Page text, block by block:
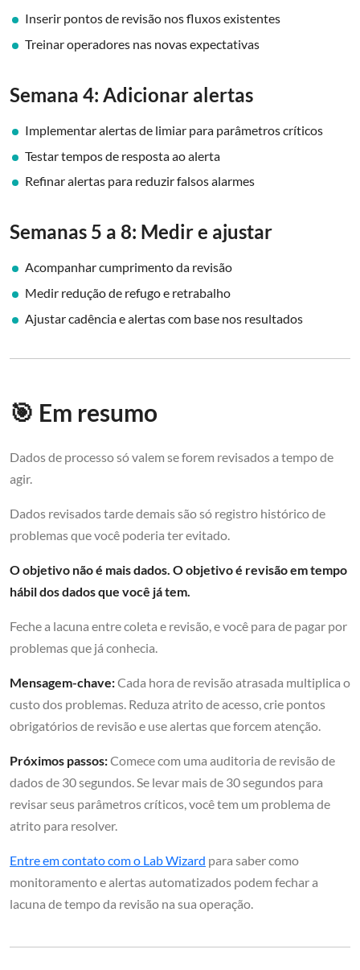
Inserir pontos de revisão nos fluxos existentes
Treinar operadores nas novas expectativas
Semana 4: Adicionar alertas
Implementar alertas de limiar para parâmetros críticos
Testar tempos de resposta ao alerta
Refinar alertas para reduzir falsos alarmes
Semanas 5 a 8: Medir e ajustar
Acompanhar cumprimento da revisão
Medir redução de refugo e retrabalho
Ajustar cadência e alertas com base nos resultados
🎯 Em resumo
Dados de processo só valem se forem revisados a tempo de
agir.
Dados revisados tarde demais são só registro histórico de
problemas que você poderia ter evitado.
O objetivo não é mais dados. O objetivo é revisão em tempo
hábil dos dados que você já tem.
Feche a lacuna entre coleta e revisão, e você para de pagar por
problemas que já conhecia.
Mensagem-chave:Cada hora de revisão atrasada multiplica o
custo dos problemas. Reduza atrito de acesso, crie pontos
obrigatórios de revisão e use alertas que forcem atenção.
Próximos passos:Comece com uma auditoria de revisão de
dados de 30 segundos. Se levar mais de 30 segundos para
revisar seus parâmetros críticos, você tem um problema de
atrito para resolver.
Entre em contato com o Lab Wizard para saber como
monitoramento e alertas automatizados podem fechar a
lacuna de tempo da revisão na sua operação.